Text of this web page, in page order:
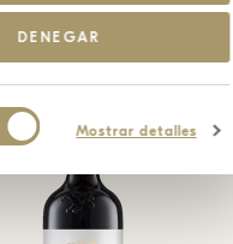
Mostrar detalles
DENEGAR